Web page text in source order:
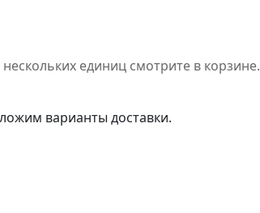
единиц смотрите в корзине.
варианты доставки.